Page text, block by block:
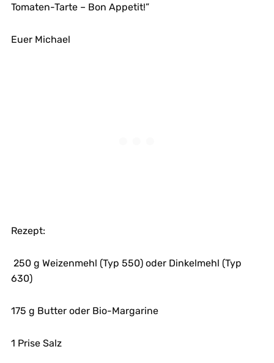
Tomaten-Tarte – Bon Appetit!”
Euer Michael
Rezept:
250 g Weizenmehl (Typ 550) oder Dinkelmehl (Typ
630)
175 g Butter oder Bio-Margarine
1 Prise Salz